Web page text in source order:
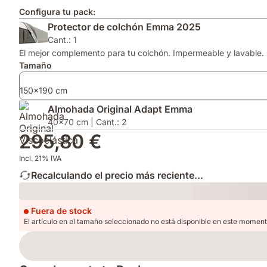
Configura tu pack:
Protector de colchón Emma 2025
Cant.: 1
El mejor complemento para tu colchón. Impermeable y lavable.
Tamaño
150x190 cm
Almohada Original Adapt Emma
40x70 cm | Cant.: 2
295,80 €
Incl. 21% IVA
Recalculando el precio más reciente...
Loading
Fuera de stock
El artículo en el tamaño seleccionado no está disponible en este